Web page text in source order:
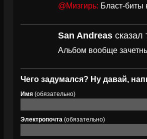
@Мизгирь: Бласт-биты
San Andreas сказал
Альбом вообще
Чего задумался? Ну давай,
Имя (обязательно)
Электропочта (обязательно)